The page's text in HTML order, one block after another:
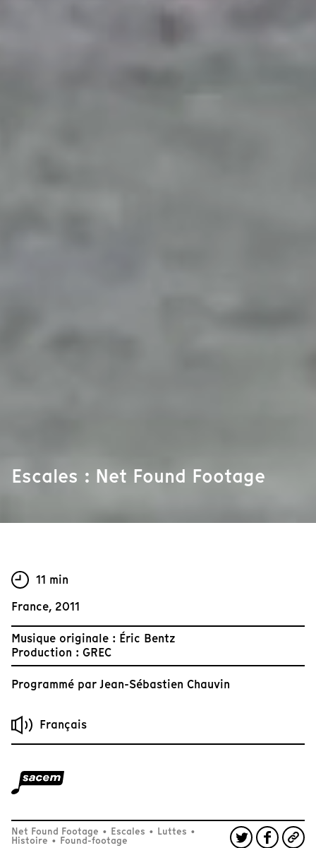
Escales : Net Found Footage
11 min
France, 2011
Musique originale : Éric Bentz
Production : GREC
Programmé parJean-Sébastien Chauvin
Français
Net Found Footage • Escales • Luttes •
Histoire • Found-footage